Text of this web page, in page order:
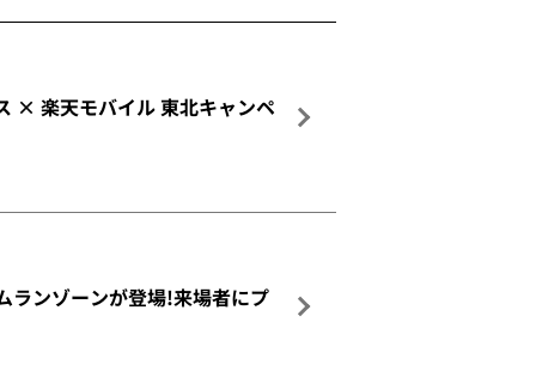
× 楽天モバイル 東北キャンペ
ンゾーンが登場!来場者にプ